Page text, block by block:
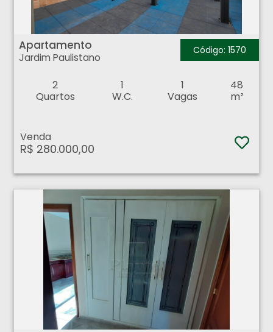
Apartamento - Jardim Paulistano - Ribeirão Preto
Apartamento
Jardim Paulistano
Código: 1570
2
Quartos
1
W.C.
1
Vagas
48
m²
Venda
R$ 280.000,00
Apartamento - Vila Seixas - Ribeirão Preto